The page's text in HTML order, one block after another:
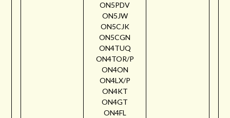
ON5PDV
ON5JW
ON5CJK
ON5CGN
ON4TUQ
ON4TOR/P
ON4ON
ON4LX/P
ON4KT
ON4GT
ON4FL